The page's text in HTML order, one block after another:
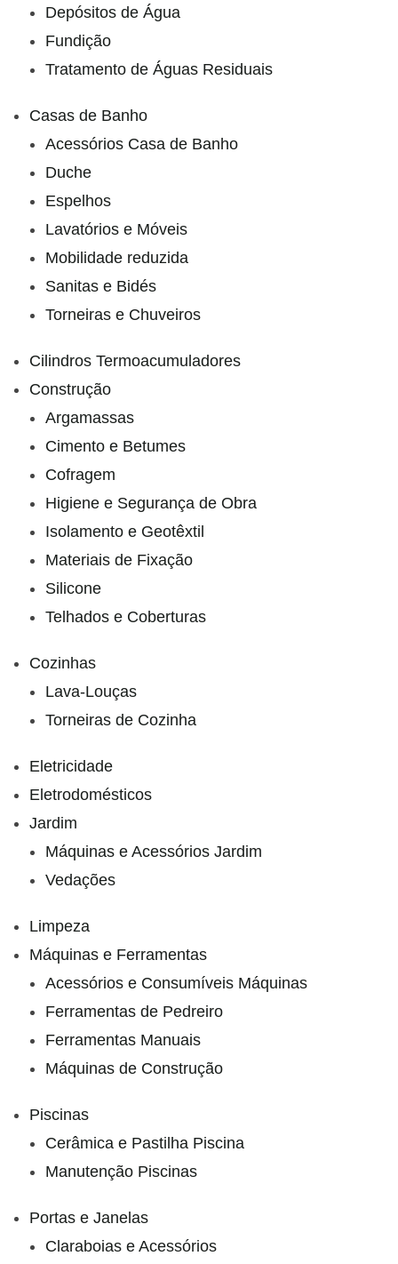
Depósitos de Água
Fundição
Tratamento de Águas Residuais
Casas de Banho
Acessórios Casa de Banho
Duche
Espelhos
Lavatórios e Móveis
Mobilidade reduzida
Sanitas e Bidés
Torneiras e Chuveiros
Cilindros Termoacumuladores
Construção
Argamassas
Cimento e Betumes
Cofragem
Higiene e Segurança de Obra
Isolamento e Geotêxtil
Materiais de Fixação
Silicone
Telhados e Coberturas
Cozinhas
Lava-Louças
Torneiras de Cozinha
Eletricidade
Eletrodomésticos
Jardim
Máquinas e Acessórios Jardim
Vedações
Limpeza
Máquinas e Ferramentas
Acessórios e Consumíveis Máquinas
Ferramentas de Pedreiro
Ferramentas Manuais
Máquinas de Construção
Piscinas
Cerâmica e Pastilha Piscina
Manutenção Piscinas
Portas e Janelas
Claraboias e Acessórios